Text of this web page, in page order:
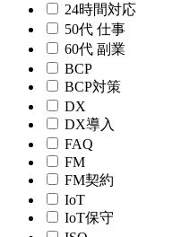
24時間対応
50代 仕事
60代 副業
BCP
BCP対策
DX
DX導入
FAQ
FM
FM契約
IoT
IoT保守